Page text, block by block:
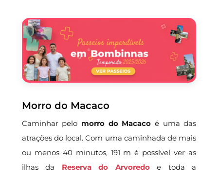
Morro do Macaco
Caminhar pelo morro do Macaco é uma das
atrações do local. Com uma caminhada de mais
ou menos 40 minutos, 191 m é possível ver as
ilhas da Reserva do Arvoredoe toda a